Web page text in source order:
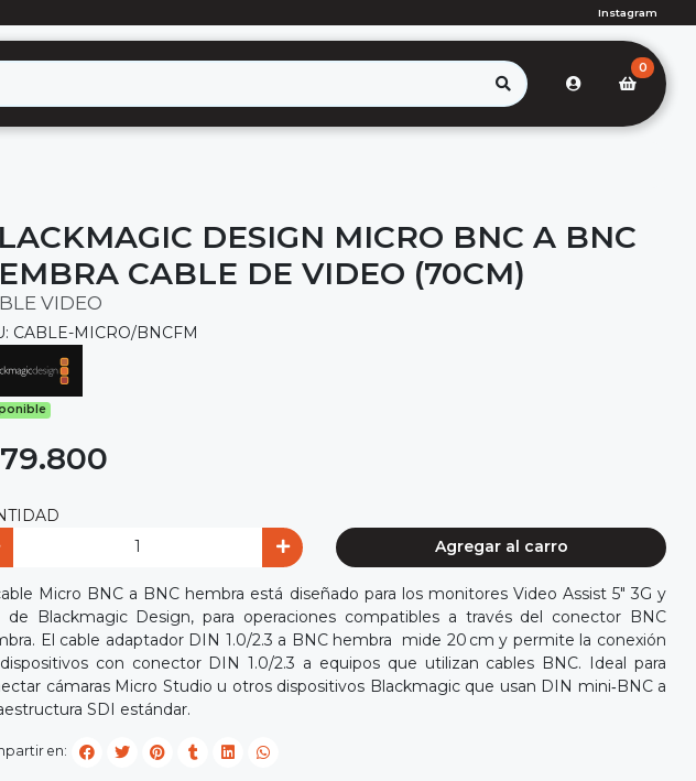
Instagram
0
DESIGN MICRO BNC A BNC
CABLE DE VIDEO (70CM)
VIDEO
CABLE-MICRO/BNCFM
Agregar al carro
Micro BNC a BNC hembra está diseñado para los monitores Video Assist 5" 3G y
de Blackmagic Design, para operaciones compatibles a través del conector BNC
El cable adaptador DIN 1.0/2.3 a BNC hembra mide 20 cm y permite la conexión
con conector DIN 1.0/2.3 a equipos que utilizan cables BNC. Ideal para
cámaras Micro Studio u otros dispositivos Blackmagic que usan DIN mini‑BNC a
SDI estándar.
en: